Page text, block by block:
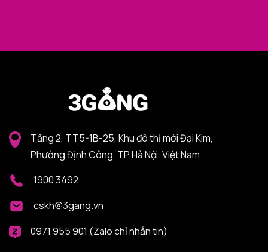
Tầng 2, TT5-1B-25, Khu đô thị mới Đại Kim,
Phường Định Công, TP Hà Nội, Việt Nam
1900 3492
cskh@3gang.vn
0971 955 901 (Zalo chỉ nhắn tin)